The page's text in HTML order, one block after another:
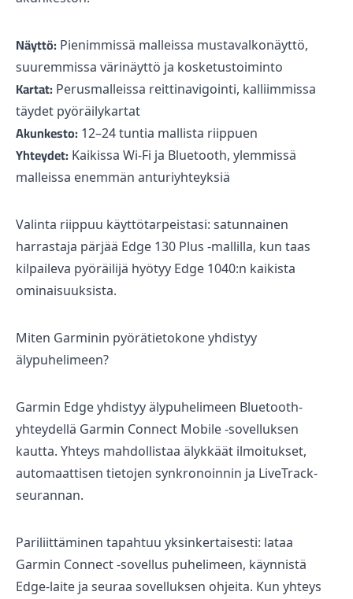
Näyttö: Pienimmissä malleissa mustavalkonäyttö,
suuremmissa värinäyttö ja kosketustoiminto
Kartat: Perusmalleissa reittinavigointi, kalliimmissa
täydet pyöräilykartat
Akunkesto: 12–24 tuntia mallista riippuen
Yhteydet: Kaikissa Wi-Fi ja Bluetooth, ylemmissä
malleissa enemmän anturiyhteyksiä
Valinta riippuu käyttötarpeistasi: satunnainen
harrastaja pärjää Edge 130 Plus -mallilla, kun taas
kilpaileva pyöräilijä hyötyy Edge 1040:n kaikista
ominaisuuksista.
Miten Garminin pyörätietokone yhdistyy
älypuhelimeen?
Garmin Edge yhdistyy älypuhelimeen Bluetooth-
yhteydellä Garmin Connect Mobile -sovelluksen
kautta. Yhteys mahdollistaa älykkäät ilmoitukset,
automaattisen tietojen synkronoinnin ja LiveTrack-
seurannan.
Pariliittäminen tapahtuu yksinkertaisesti: lataa
Garmin Connect -sovellus puhelimeen, käynnistä
Edge-laite ja seuraa sovelluksen ohjeita. Kun yhteys